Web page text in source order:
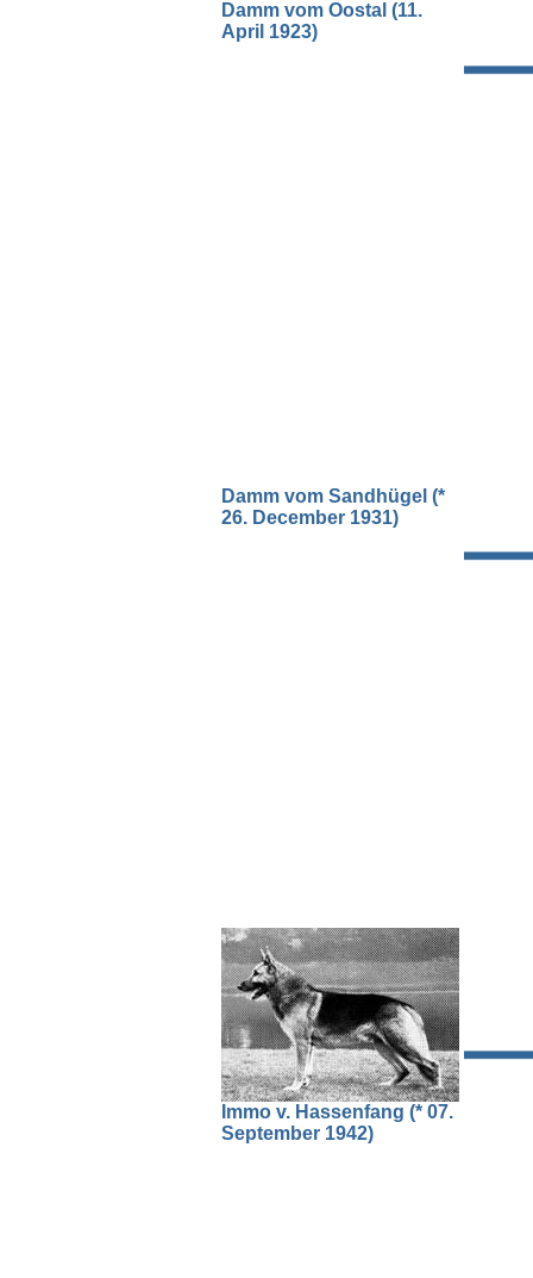
Damm vom Oostal (11.
April 1923)
Damm vom Sandhügel (*
26. December 1931)
Immo v. Hassenfang (* 07.
September 1942)